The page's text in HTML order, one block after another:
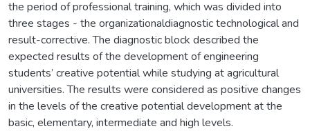
the period of professional training, which was divided into
three stages - the organizationaldiagnostic technological and
result-corrective. The diagnostic block described the
expected results of the development of engineering
students’ creative potential while studying at agricultural
universities. The results were considered as positive changes
in the levels of the creative potential development at the
basic, elementary, intermediate and high levels.